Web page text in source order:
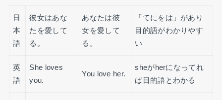
日
本
語
彼女はあな
たを愛して
る。
あなたは彼
女を愛して
る。
「てにをは」があり
目的語がわかりやす
い
英
語
She loves
you.
You love her.
sheがherになってれ
ば目的語とわかる